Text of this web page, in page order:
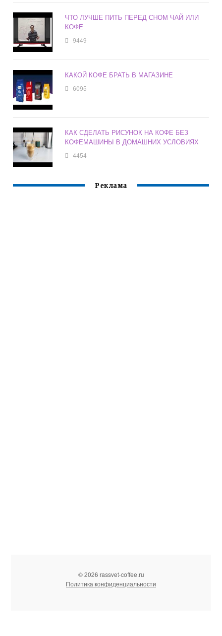
ЧТО ЛУЧШЕ ПИТЬ ПЕРЕД СНОМ ЧАЙ ИЛИ
КОФЕ
9449
КАКОЙ КОФЕ БРАТЬ В МАГАЗИНЕ
6095
КАК СДЕЛАТЬ РИСУНОК НА КОФЕ БЕЗ
КОФЕМАШИНЫ В ДОМАШНИХ УСЛОВИЯХ
4454
Реклама
© 2026 rassvet-coffee.ru
Политика конфиденциальности